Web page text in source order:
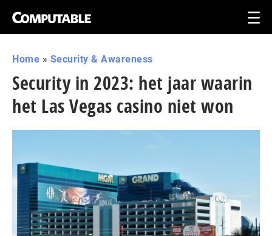
Home » Security & Awareness
Security in 2023: het jaar waarin
het Las Vegas casino niet won